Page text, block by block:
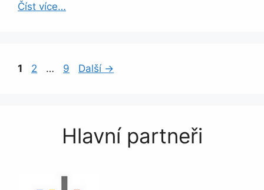
Číst více…
Stránka
1 Stránka
2 … Stránka
9 Další →
Hlavní partneři